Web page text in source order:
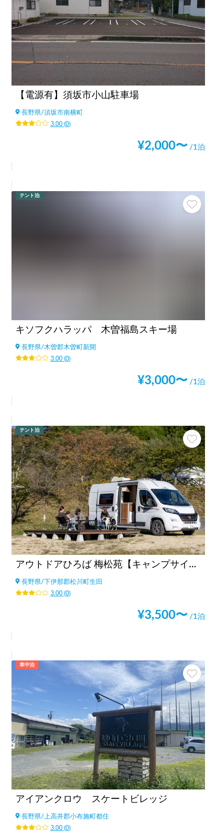
【電源有】須坂市小山駐車場
長野県/須坂市南横町
3.00(0)
¥2,000〜 /1泊
テント泊
キソフクハラッパ 木曽福島スキー場
長野県/木曽郡木曽町新開
3.00(0)
¥3,000〜 /1泊
テント泊
アウトドアひろば 梅松苑【キャンプサイトエリア🏕️】
長野県/下伊那郡松川町生田
3.00(0)
¥3,500〜 /1泊
車中泊
アイアンクロウ スケートビレッジ
長野県/ 上高井郡小布施町都住
3.00(0)